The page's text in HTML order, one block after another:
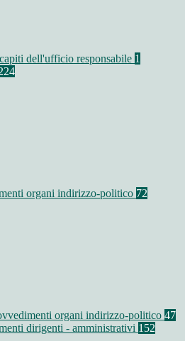
dell'ufficio responsabile 1
organi indirizzo-politico 72
organi indirizzo-politico 47
dirigenti - amministrativi 152